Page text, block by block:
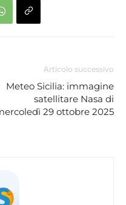
Articolo successivo
Meteo Sicilia: immagine
satellitare Nasa di
29 ottobre 2025